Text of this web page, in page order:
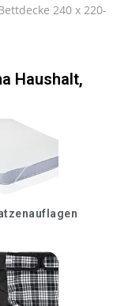
240 x 220-
Haushalt,